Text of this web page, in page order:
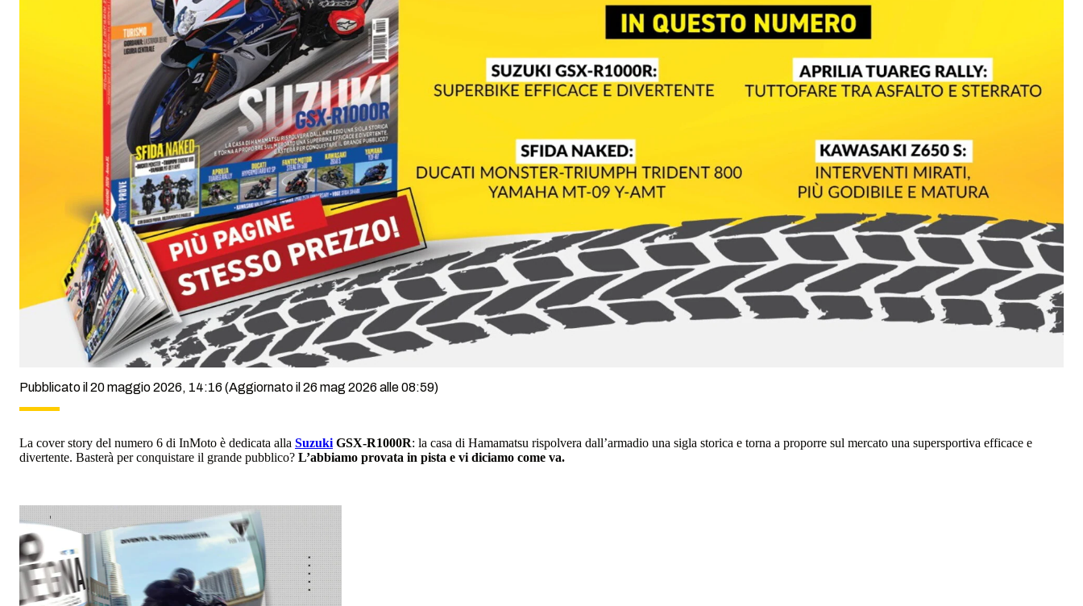
Pubblicato il 20 maggio 2026, 14:16 (Aggiornato il 26 mag 2026 alle 08:59)
La cover story del numero 6 di InMoto è dedicata alla SuzukiGSX-R1000R: la casa di Hamamatsu rispolvera dall’armadio una sigla storica e torna a proporre sul mercato una supersportiva efficace e
divertente. Basterà per conquistare il grande pubblico? L’abbiamo provata in pista e vi diciamo come va.